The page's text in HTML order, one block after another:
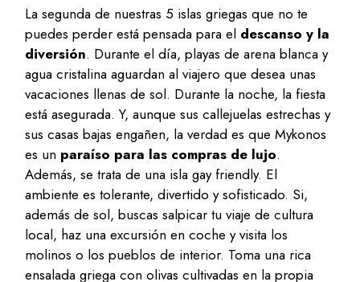
La segunda de nuestras 5 islas griegas que no te
puedes perder está pensada para el descanso y la
diversión. Durante el día, playas de arena blanca y
agua cristalina aguardan al viajero que desea unas
vacaciones llenas de sol. Durante la noche, la fiesta
está asegurada. Y, aunque sus callejuelas estrechas y
sus casas bajas engañen, la verdad es que Mykonos
es un paraíso para las compras de lujo.
Además, se trata de una isla gay friendly. El
ambiente es tolerante, divertido y sofisticado. Si,
además de sol, buscas salpicar tu viaje de cultura
local, haz una excursión en coche y visita los
molinos o los pueblos de interior. Toma una rica
ensalada griega con olivas cultivadas en la propia